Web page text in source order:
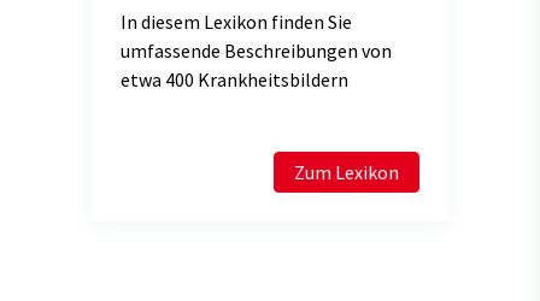
In diesem Lexikon finden Sie
umfassende Beschreibungen von
etwa 400 Krankheitsbildern
Zum Lexikon